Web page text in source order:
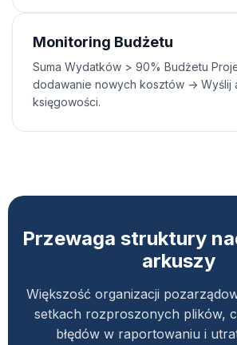
Monitoring Budżetu
Suma Wydatków > 90% Budżetu
dodawanie nowych kosztów -> Wyślij
księgowości.
Przewaga struktury
arkuszy
Większość organizacji
setkach rozproszonych plików,
błędów w raportowaniu i